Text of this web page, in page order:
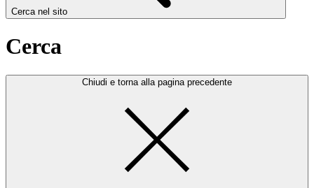
Cerca nel sito
Cerca
Chiudi e torna alla pagina precedente